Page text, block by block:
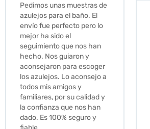
Muy amables, con muy
buena disponibilidad para
darte opciones y
soluciones. fantástica
relación calidad-precio.
Gracias por todo